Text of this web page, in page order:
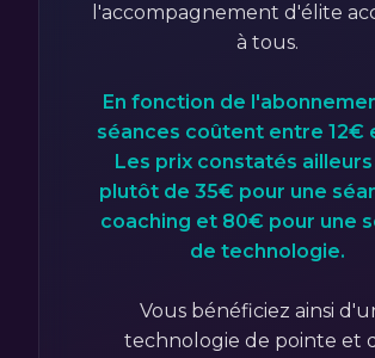
l'accompagnement d'élite
à tous.
En fonction de
séances coûtent entre 12€
Les prix constatés
plutôt de 35€ pour une
coaching et 80€ pour une
de technologie.
Vous bénéficiez ainsi
technologie de pointe et